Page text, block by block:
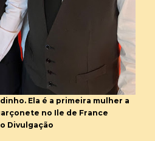
Ela é a primeira mulher a
no Ile de France
Divulgação